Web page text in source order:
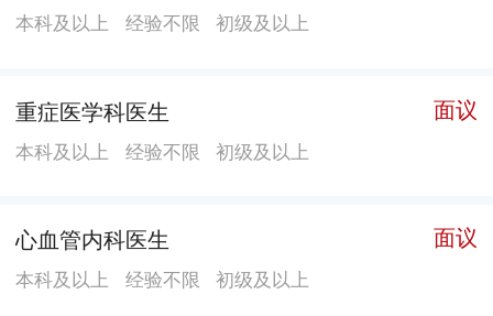
本科及以上 经验不限 初级及以上
重症医学科医生 面议
本科及以上 经验不限 初级及以上
心血管内科医生 面议
本科及以上 经验不限 初级及以上